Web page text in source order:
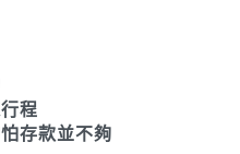
程
存款並不夠